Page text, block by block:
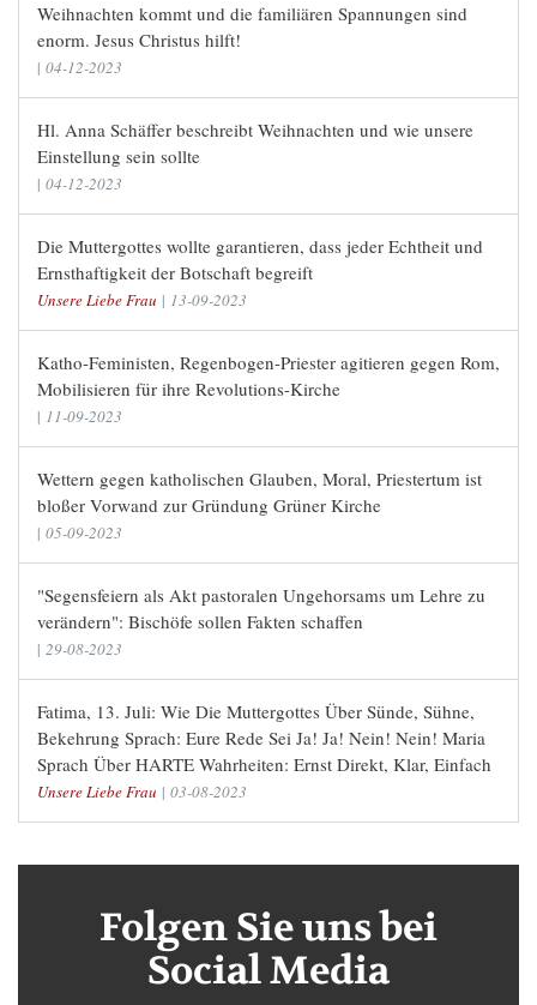
Weihnachten kommt und die familiären Spannungen sind
enorm. Jesus Christus hilft!
| 04-12-2023
Hl. Anna Schäffer beschreibt Weihnachten und wie unsere
Einstellung sein sollte
| 04-12-2023
Die Muttergottes wollte garantieren, dass jeder Echtheit und
Ernsthaftigkeit der Botschaft begreift
Unsere Liebe Frau | 13-09-2023
Katho-Feministen, Regenbogen-Priester agitieren gegen Rom,
Mobilisieren für ihre Revolutions-Kirche
| 11-09-2023
Wettern gegen katholischen Glauben, Moral, Priestertum ist
bloßer Vorwand zur Gründung Grüner Kirche
| 05-09-2023
"Segensfeiern als Akt pastoralen Ungehorsams um Lehre zu
verändern": Bischöfe sollen Fakten schaffen
| 29-08-2023
Fatima, 13. Juli: Wie Die Muttergottes Über Sünde, Sühne,
Bekehrung Sprach: Eure Rede Sei Ja! Ja! Nein! Nein! Maria
Sprach Über HARTE Wahrheiten: Ernst Direkt, Klar, Einfach
Unsere Liebe Frau | 03-08-2023
Folgen Sie uns bei
Social Media